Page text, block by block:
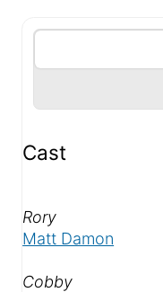
Inhalte
Tablisten-Hilfe:
Tablisten-
Cast
Als «
Rory»
Matt Damon
Als «
Cobby»